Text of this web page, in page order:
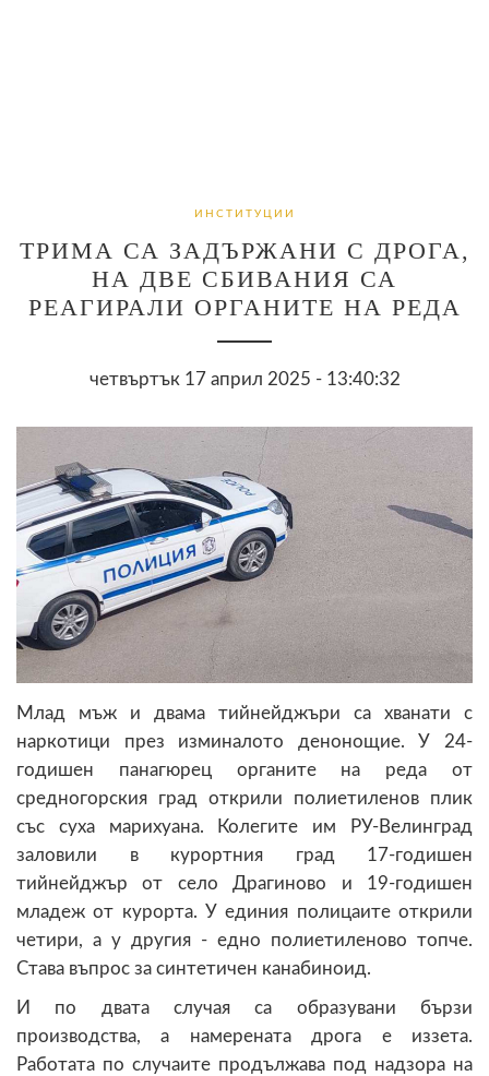
ИНСТИТУЦИИ
ТРИМА СА ЗАДЪРЖАНИ С ДРОГА,
НА ДВЕ СБИВАНИЯ СА
РЕАГИРАЛИ ОРГАНИТЕ НА РЕДА
четвъртък 17 април 2025 - 13:40:32
Млад мъж и двама тийнейджъри са хванати с
наркотици през изминалото денонощие. У 24-
годишен панагюрец органите на реда от
средногорския град открили полиетиленов плик
със суха марихуана. Колегите им РУ-Велинград
заловили в курортния град 17-годишен
тийнейджър от село Драгиново и 19-годишен
младеж от курорта. У единия полицаите открили
четири, а у другия - едно полиетиленово топче.
Става въпрос за синтетичен канабиноид.
И по двата случая са образувани бързи
производства, а намерената дрога е иззета.
Работата по случаите продължава под надзора на